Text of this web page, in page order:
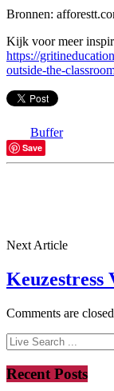
Bronnen:
Kijk voor meer
https://
outside-the-
Buffer
Save
Next Article
Keuzestress
Comments are
Recent Posts